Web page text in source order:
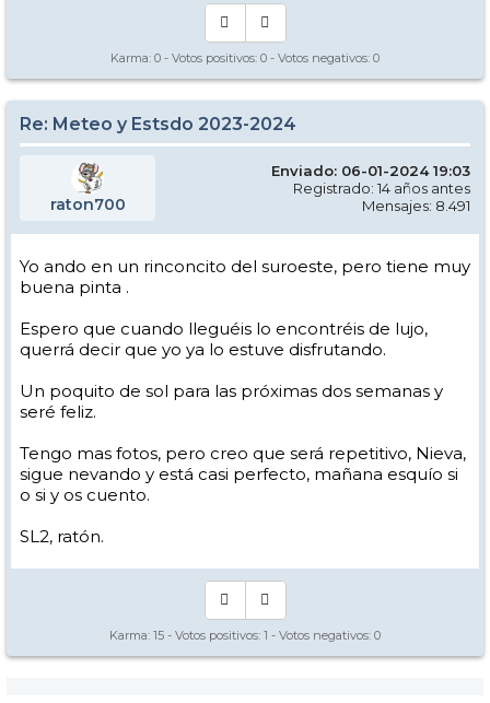
Karma: 0 - Votos positivos: 0 - Votos negativos: 0
Re: Meteo y Estsdo 2023-2024
raton700
Enviado: 06-01-2024 19:03
Registrado: 14 años antes
Mensajes: 8.491
Yo ando en un rinconcito del suroeste, pero tiene muy
buena pinta .
Espero que cuando lleguéis lo encontréis de lujo,
querrá decir que yo ya lo estuve disfrutando.
Un poquito de sol para las próximas dos semanas y
seré feliz.
Tengo mas fotos, pero creo que será repetitivo, Nieva,
sigue nevando y está casi perfecto, mañana esquío si
o si y os cuento.
SL2, ratón.
Karma: 15 - Votos positivos: 1 - Votos negativos: 0